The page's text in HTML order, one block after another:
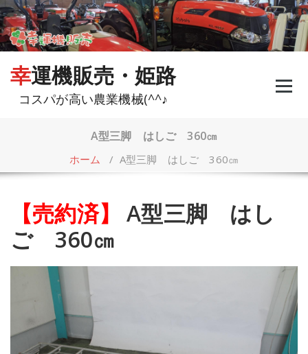
コ
ン
テ
ン
幸運機販売・姫路
コスパが高い農業機械(^^♪
A型三脚 はしご 360㎝
ホーム / A型三脚 はしご 360㎝
【売約済】
A型三脚 はし
ご 360㎝